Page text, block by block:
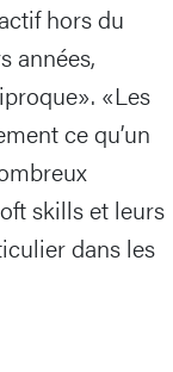
hors du
années,
«Les
ce qu’un
skills et leurs
dans les